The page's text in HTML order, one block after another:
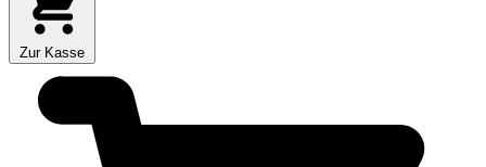
Zur Kasse